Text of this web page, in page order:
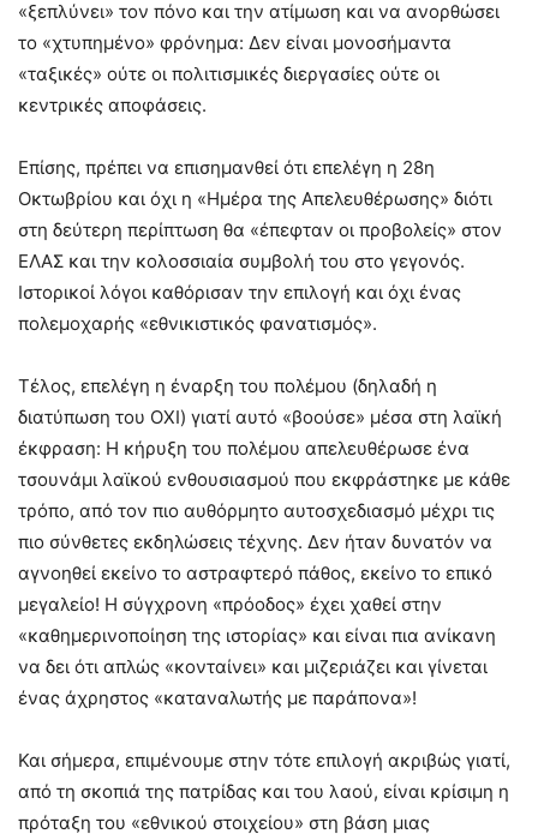
«ξεπλύνει» τον πόνο και την ατίμωση και να ανορθώσει
το «χτυπημένο» φρόνημα: Δεν είναι μονοσήμαντα
«ταξικές» ούτε οι πολιτισμικές διεργασίες ούτε οι
κεντρικές αποφάσεις.
Επίσης, πρέπει να επισημανθεί ότι επελέγη η 28η
Οκτωβρίου και όχι η «Ημέρα της Απελευθέρωσης» διότι
στη δεύτερη περίπτωση θα «έπεφταν οι προβολείς» στον
ΕΛΑΣ και την κολοσσιαία συμβολή του στο γεγονός.
Ιστορικοί λόγοι καθόρισαν την επιλογή και όχι ένας
πολεμοχαρής «εθνικιστικός φανατισμός».
Τέλος, επελέγη η έναρξη του πολέμου (δηλαδή η
διατύπωση του ΟΧΙ) γιατί αυτό «βοούσε» μέσα στη λαϊκή
έκφραση: Η κήρυξη του πολέμου απελευθέρωσε ένα
τσουνάμι λαϊκού ενθουσιασμού που εκφράστηκε με κάθε
τρόπο, από τον πιο αυθόρμητο αυτοσχεδιασμό μέχρι τις
πιο σύνθετες εκδηλώσεις τέχνης. Δεν ήταν δυνατόν να
αγνοηθεί εκείνο το αστραφτερό πάθος, εκείνο το επικό
μεγαλείο! Η σύγχρονη «πρόοδος» έχει χαθεί στην
«καθημερινοποίηση της ιστορίας» και είναι πια ανίκανη
να δει ότι απλώς «κονταίνει» και μιζεριάζει και γίνεται
ένας άχρηστος «καταναλωτής με παράπονα»!
Και σήμερα, επιμένουμε στην τότε επιλογή ακριβώς γιατί,
από τη σκοπιά της πατρίδας και του λαού, είναι κρίσιμη η
πρόταξη του «εθνικού στοιχείου» στη βάση μιας